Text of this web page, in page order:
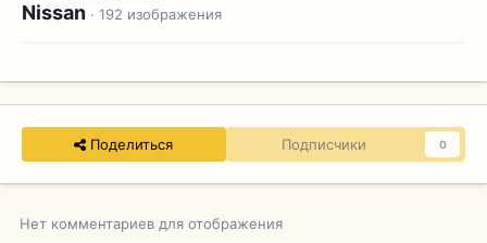
Nissan · 192 изображения
Поделиться Подписчики 0
Нет комментариев для отображения